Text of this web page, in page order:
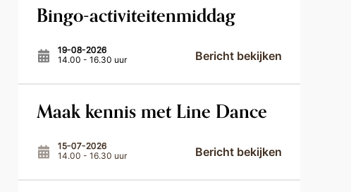
Bingo-activiteitenmiddag
19-08-2026
14.00 - 16.30 uur
Bericht bekijken
Maak kennis met Line Dance
15-07-2026
14.00 - 16.30 uur
Bericht bekijken